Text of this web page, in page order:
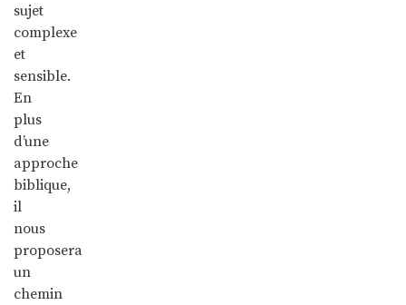
sujet
complexe
et
sensible.
En
plus
d’une
approche
biblique,
il
nous
proposera
un
chemin